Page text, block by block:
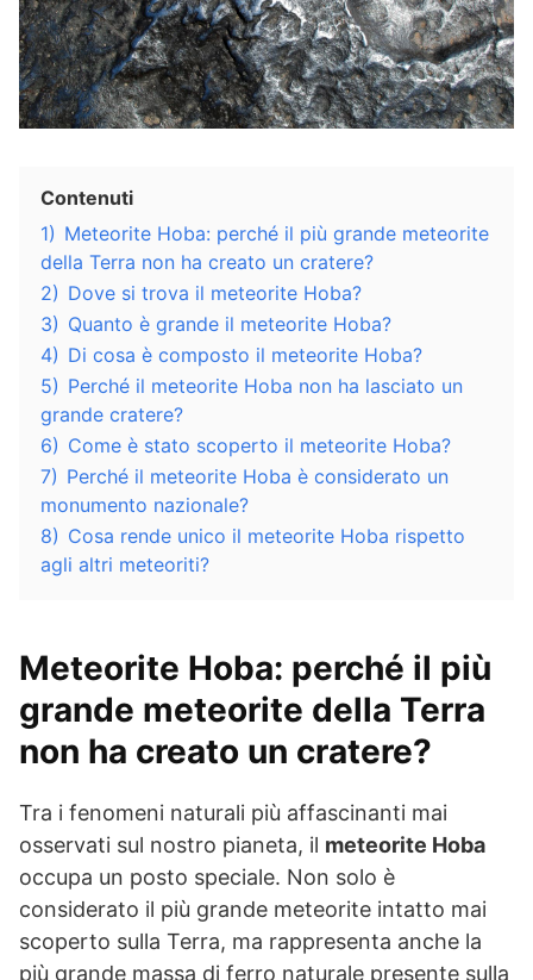
Contenuti
1) Meteorite Hoba: perché il più grande meteorite
della Terra non ha creato un cratere?
2) Dove si trova il meteorite Hoba?
3) Quanto è grande il meteorite Hoba?
4) Di cosa è composto il meteorite Hoba?
5) Perché il meteorite Hoba non ha lasciato un
grande cratere?
6) Come è stato scoperto il meteorite Hoba?
7) Perché il meteorite Hoba è considerato un
monumento nazionale?
8) Cosa rende unico il meteorite Hoba rispetto
agli altri meteoriti?
Meteorite Hoba: perché il più
grande meteorite della Terra
non ha creato un cratere?
Tra i fenomeni naturali più affascinanti mai
osservati sul nostro pianeta, il meteorite Hoba
occupa un posto speciale. Non solo è
considerato il più grande meteorite intatto mai
scoperto sulla Terra, ma rappresenta anche la
più grande massa di ferro naturale presente sulla